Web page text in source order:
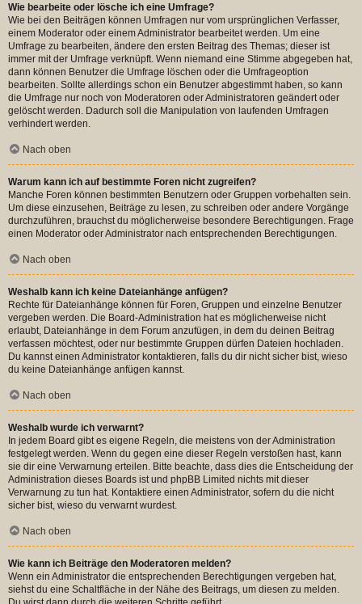
Wie bearbeite oder lösche ich eine Umfrage?
Wie bei den Beiträgen können Umfragen nur vom ursprünglichen Verfasser,
einem Moderator oder einem Administrator bearbeitet werden. Um eine
Umfrage zu bearbeiten, ändere den ersten Beitrag des Themas; dieser ist
immer mit der Umfrage verknüpft. Wenn niemand eine Stimme abgegeben hat,
dann können Benutzer die Umfrage löschen oder die Umfrageoption
bearbeiten. Sollte allerdings schon ein Benutzer abgestimmt haben, so kann
die Umfrage nur noch von Moderatoren oder Administratoren geändert oder
gelöscht werden. Dadurch soll die Manipulation von laufenden Umfragen
verhindert werden.
Nach oben
Warum kann ich auf bestimmte Foren nicht zugreifen?
Manche Foren können bestimmten Benutzern oder Gruppen vorbehalten sein.
Um diese einzusehen, Beiträge zu lesen, zu schreiben oder andere Vorgänge
durchzuführen, brauchst du möglicherweise besondere Berechtigungen. Frage
einen Moderator oder Administrator nach entsprechenden Berechtigungen.
Nach oben
Weshalb kann ich keine Dateianhänge anfügen?
Rechte für Dateianhänge können für Foren, Gruppen und einzelne Benutzer
vergeben werden. Die Board-Administration hat es möglicherweise nicht
erlaubt, Dateianhänge in dem Forum anzufügen, in dem du deinen Beitrag
verfassen möchtest, oder nur bestimmte Gruppen dürfen Dateien hochladen.
Du kannst einen Administrator kontaktieren, falls du dir nicht sicher bist, wieso
du keine Dateianhänge anfügen kannst.
Nach oben
Weshalb wurde ich verwarnt?
In jedem Board gibt es eigene Regeln, die meistens von der Administration
festgelegt werden. Wenn du gegen eine dieser Regeln verstoßen hast, kann
sie dir eine Verwarnung erteilen. Bitte beachte, dass dies die Entscheidung der
Administration dieses Boards ist und phpBB Limited nichts mit dieser
Verwarnung zu tun hat. Kontaktiere einen Administrator, sofern du die nicht
sicher bist, wieso du verwarnt wurdest.
Nach oben
Wie kann ich Beiträge den Moderatoren melden?
Wenn ein Administrator die entsprechenden Berechtigungen vergeben hat,
siehst du eine Schaltfläche in der Nähe des Beitrags, um diesen zu melden.